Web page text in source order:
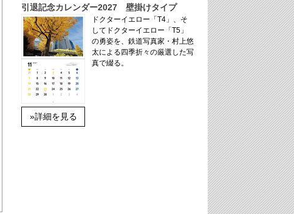
引退記念カレンダー2027 壁掛けタイプ
»詳細を見る
ドクターイエロー「T4」、そ
してドクターイエロー「T5」
の勇姿を、鉄道写真家・村上悠
太による四季折々の厳選した写
真で綴る。